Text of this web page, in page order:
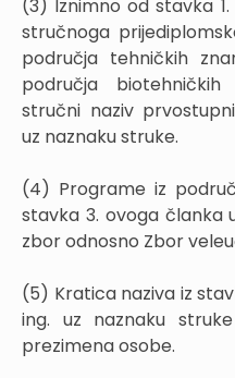
(3) Iznimno od stavka
stručnoga
područja tehničkih
područja
stručni naziv
uz naznaku struke.
(4) Programe iz
stavka 3. ovoga članka
zbor odnosno Zbor
(5) Kratica naziva iz
ing. uz naznaku
prezimena osobe.